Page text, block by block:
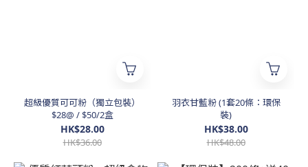
超級優質可可粉（獨立包裝）
$28@ / $50/2盒
HK$28.00
HK$36.00
羽衣甘藍粉 (1套20條：環保
裝)
HK$38.00
HK$48.00